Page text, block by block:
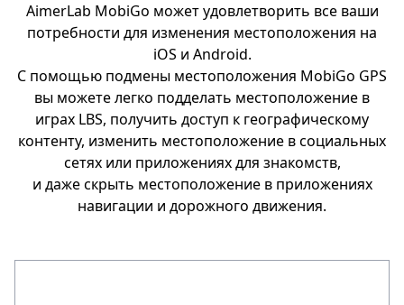
AimerLab MobiGo может удовлетворить все ваши
потребности для изменения местоположения на
iOS и Android.
С помощью подмены местоположения MobiGo GPS
вы можете легко подделать местоположение в
играх LBS, получить доступ к географическому
контенту, изменить местоположение в социальных
сетях или приложениях для знакомств,
и даже скрыть местоположение в приложениях
навигации и дорожного движения.